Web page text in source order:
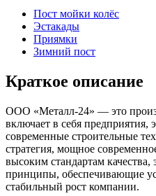
Пост мойки колёс
Эстакады
Приямки
Зимний пост
Краткое описание
ООО «Металл-24» — это
включает в себя
современные строительные
стратегия, мощное
высоким стандартам
принципы, обеспечивающие
стабильный рост компании.